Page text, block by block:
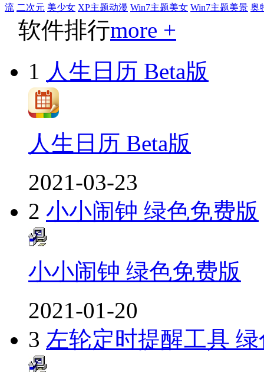
流 二次元 美少女 XP主题动漫 Win7主题美女 Win7主题美景 奥
软件排行more +
1 人生日历 Beta版
人生日历 Beta版
2021-03-23
2 小小闹钟 绿色免费版
小小闹钟 绿色免费版
2021-01-20
3 左轮定时提醒工具